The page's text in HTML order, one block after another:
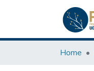
Home